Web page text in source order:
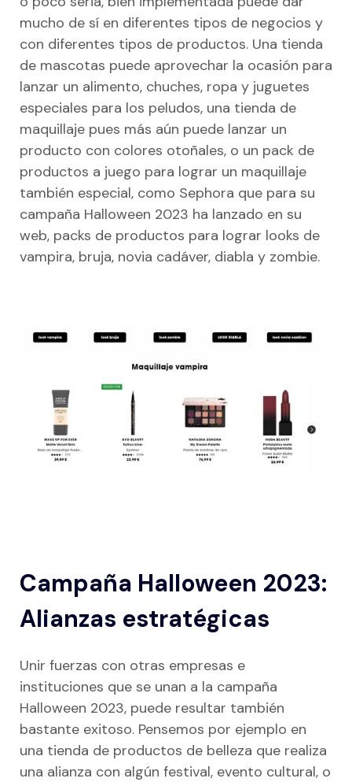
mucho de sí en diferentes tipos de negocios y
con diferentes tipos de productos. Una tienda
de mascotas puede aprovechar la ocasión para
lanzar un alimento, chuches, ropa y juguetes
especiales para los peludos, una tienda de
maquillaje pues más aún puede lanzar un
producto con colores otoñales, o un pack de
productos a juego para lograr un maquillaje
también especial, como Sephora que para su
campaña Halloween 2023 ha lanzado en su
web, packs de productos para lograr looks de
vampira, bruja, novia cadáver, diabla y zombie.
Campaña Halloween 2023:
Alianzas estratégicas
Unir fuerzas con otras empresas e
instituciones que se unan a la campaña
Halloween 2023, puede resultar también
bastante exitoso. Pensemos por ejemplo en
una tienda de productos de belleza que realiza
una alianza con algún festival, evento cultural, o